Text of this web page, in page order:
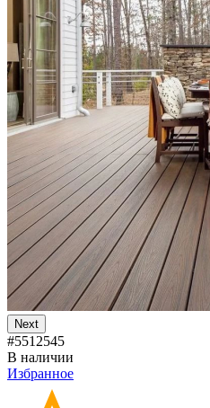
Next
#5512545
В наличии
Избранное